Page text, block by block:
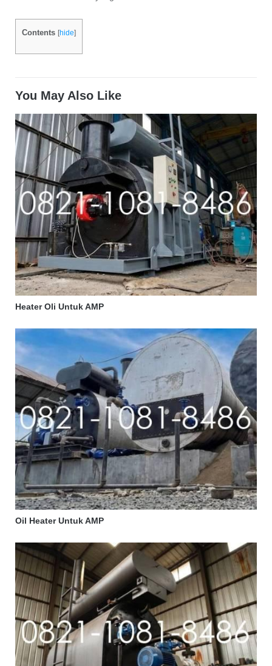
Contents [hide]
You May Also Like
Heater Oli Untuk AMP
Oil Heater Untuk AMP